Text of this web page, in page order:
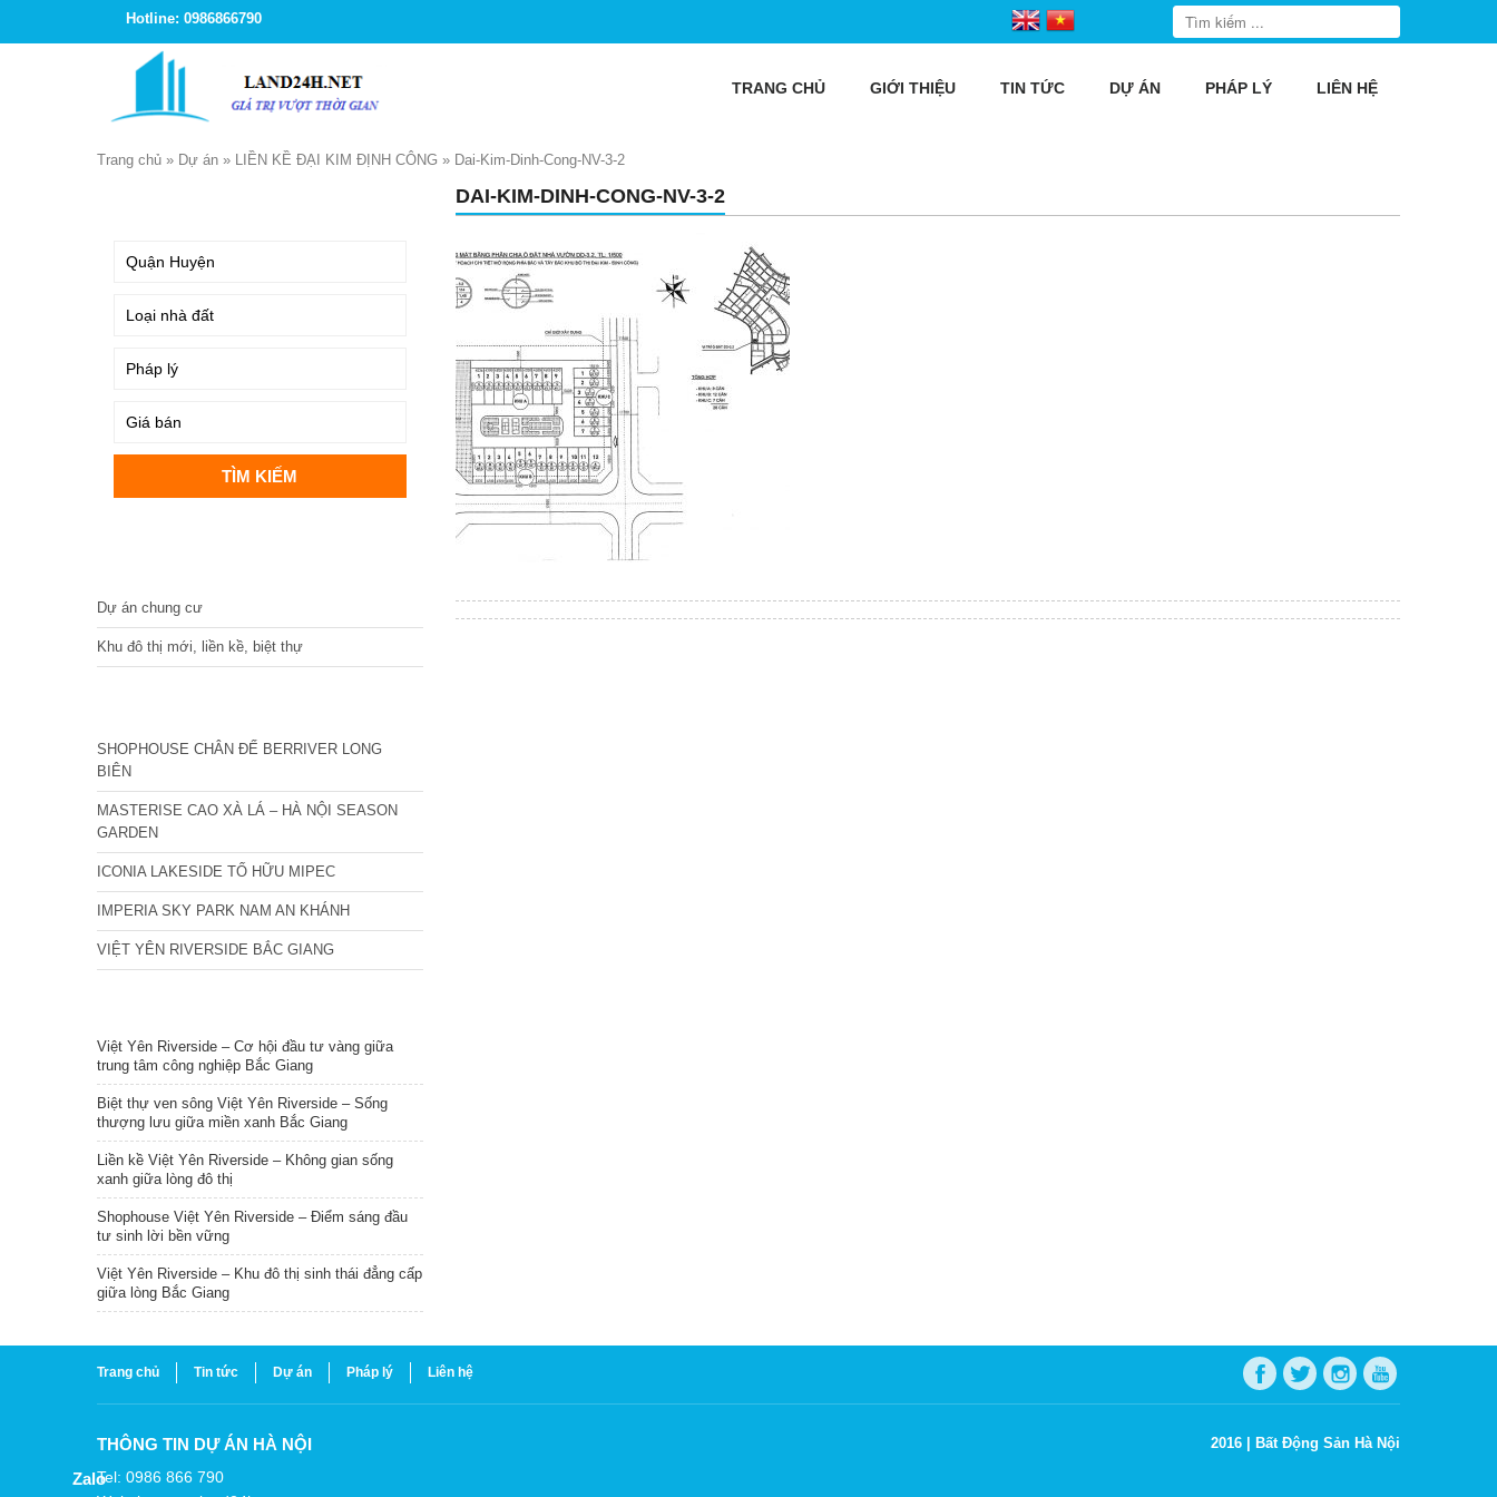
Hotline: 0986866790
TRANG CHỦ GIỚI THIỆU TIN TỨC DỰ ÁN PHÁP LÝ LIÊN HỆ
Trang chủ » Dự án » LIỀN KỀ ĐẠI KIM ĐỊNH CÔNG » Dai-Kim-Dinh-Cong-NV-3-2
DAI-KIM-DINH-CONG-NV-3-2
Dự án chung cư
Khu đô thị mới, liền kề, biệt thự
SHOPHOUSE CHÂN ĐẾ BERRIVER LONG
BIÊN
MASTERISE CAO XÀ LÁ – HÀ NỘI SEASON
GARDEN
ICONIA LAKESIDE TỐ HỮU MIPEC
IMPERIA SKY PARK NAM AN KHÁNH
VIỆT YÊN RIVERSIDE BẮC GIANG
Việt Yên Riverside – Cơ hội đầu tư vàng giữa
trung tâm công nghiệp Bắc Giang
Biệt thự ven sông Việt Yên Riverside – Sống
thượng lưu giữa miền xanh Bắc Giang
Liền kề Việt Yên Riverside – Không gian sống
xanh giữa lòng đô thị
Shophouse Việt Yên Riverside – Điểm sáng đầu
tư sinh lời bền vững
Việt Yên Riverside – Khu đô thị sinh thái đẳng cấp
giữa lòng Bắc Giang
Trang chủ Tin tức Dự án Pháp lý Liên hệ
THÔNG TIN DỰ ÁN HÀ NỘI
Tel: 0986 866 790
2016 | Bất Động Sản Hà Nội
Zalo